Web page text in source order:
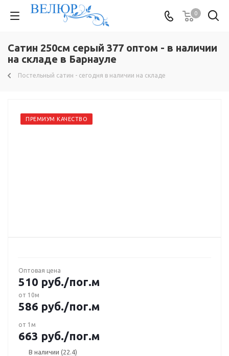
0
Сатин 250см серый 377 оптом - в наличии
на складе в Барнауле
Постельный сатин - сегодня в наличии на складе
ПРЕМИУМ КАЧЕСТВО
Оптовая цена
510 руб./пог.м
от 10м
586 руб./пог.м
от 1м
663 руб./пог.м
В наличии (22.4)